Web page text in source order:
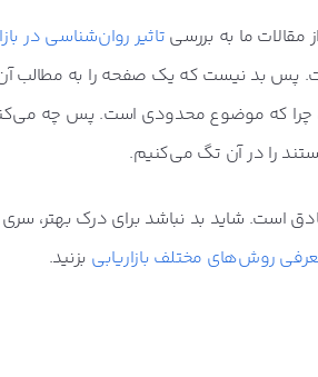
ما به بررسی تاثیر روان‌شناسی در
پس بد نیست که یک صفحه را به مطالب
چرا که موضوع محدودی است. پس چه
را در آن تگ می‌کنیم.
شاید بد نباشد برای درک بهتر، سری
روش‌های مختلف بازاریابی بزنید.